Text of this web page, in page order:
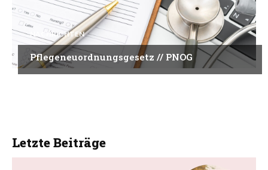
NACHRICHTEN
Pflegeneuordnungsgesetz // PNOG
Letzte Beiträge